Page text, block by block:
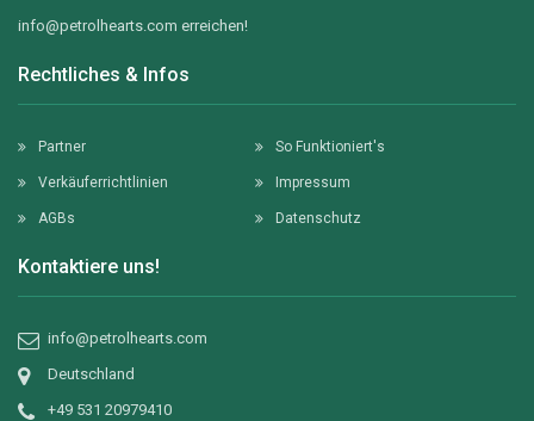
info@petrolhearts.com erreichen!
Rechtliches & Infos
Partner So Funktioniert's
Verkäuferrichtlinien Impressum
AGBs Datenschutz
Kontaktiere uns!
info@petrolhearts.com
Deutschland
+49 531 20979410